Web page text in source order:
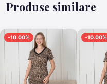
Produse similare
-10.00% -10.00%